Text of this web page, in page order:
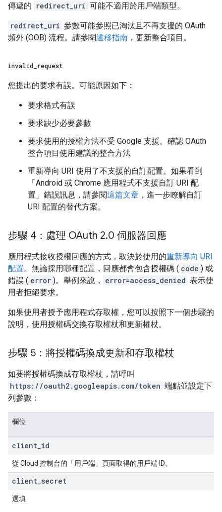
傳遞的 redirect_uri 可能不適用於用戶端類型。
redirect_uri 參數可能參照已淘汰且不再支援的 OAuth
頻外 (OOB) 流程。請參閱遷移指南 ，更新整合項目。
invalid request
您提出的要求有誤。可能原因如下：
要求格式有誤
要求缺少必要參數
要求使用的授權方法不受 Google 支援。確認 OAuth
整合項目使用建議的整合方法
重新導向 URI 使用了不支援的自訂配置。如果看到
「Android 或 Chrome 應用程式不支援自訂 URI 配
置」 錯誤訊息，請參閱這篇文章 ，進一步瞭解自訂
URI 配置的替代方案。
步驟 4：處理 OAuth 2.0 伺服器回應
應用程式接收授權回應的方式，取決於使用的重新導向 URI
配置。無論採用哪種配置，回應都會包含授權碼 ( code ) 或
錯誤 ( error )。舉例來說， error=access_denied 表示使
用者拒絕要求。
如果使用者授予應用程式存取權，您可以按照下一個步驟的
說明，使用授權碼交換存取權杖和更新權杖。
步驟 5：將授權碼換成更新和存取權杖
如要將授權碼換成存取權杖，請呼叫
https://oauth2.googleapis.com/token 端點並設定下
列參數：
欄位
client id
從 Cloud 控制台的「用戶端」 頁面取得的用戶端 ID。
client secret
選填